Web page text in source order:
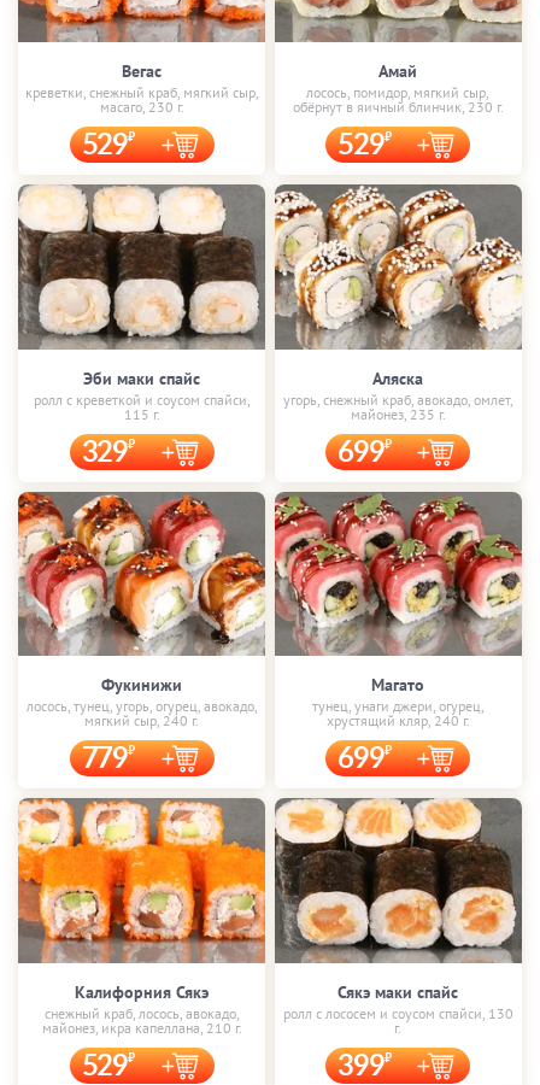
Вегас
креветки, снежный краб, мягкий сыр,
масаго, 230 г.
529
Амай
лосось, помидор, мягкий сыр,
обёрнут в яичный блинчик, 230 г.
529
Эби маки спайс
ролл с креветкой и соусом спайси,
115 г.
329
Аляска
угорь, снежный краб, авокадо, омлет,
майонез, 235 г.
699
Фукинижи
лосось, тунец, угорь, огурец, авокадо,
мягкий сыр, 240 г.
779
Магато
тунец, унаги джери, огурец,
хрустящий кляр, 240 г.
699
Калифорния Сякэ
снежный краб, лосось, авокадо,
майонез, икра капеллана, 210 г.
529
Сякэ маки спайс
ролл с лососем и соусом спайси, 130
г.
399